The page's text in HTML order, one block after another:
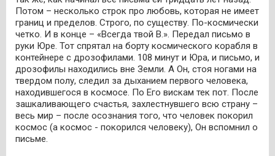
Потом – несколько строк про любовь, которая не имеет
границ и пределов. Строго, по существу. По-космически
четко. И в конце – «Всегда твой В.». Передал письмо в
руки Юре. Тот спрятал на борту космического корабля в
контейнере с дрозофилами. 108 минут и Юра, и письмо, и
дрозофилы находились вне Земли. А Он, стоя ногами на
твердом полу, следил за дыханием первого человека,
находившегося в космосе. По Его вискам тек пот. После
зашкаливающего счастья, захлестнувшего всю страну –
весь мир – после осознания того, что человек покорил
космос (а космос - покорился человеку), Он вспомнил о
письме.